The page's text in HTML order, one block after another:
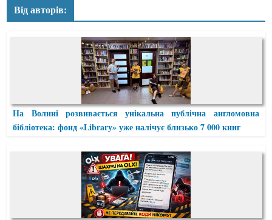
Від авторів:
На Волині розвивається унікальна публічна англомовна
бібліотека: фонд «Library» уже налічує близько 7 000 книг